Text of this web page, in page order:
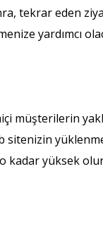
tekrar eden
yardımcı
müşterilerin
sitenizin
kadar yüksek